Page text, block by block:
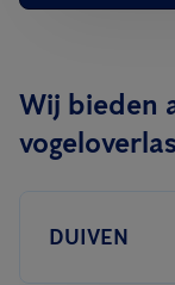
Wij bieden
DUIVEN